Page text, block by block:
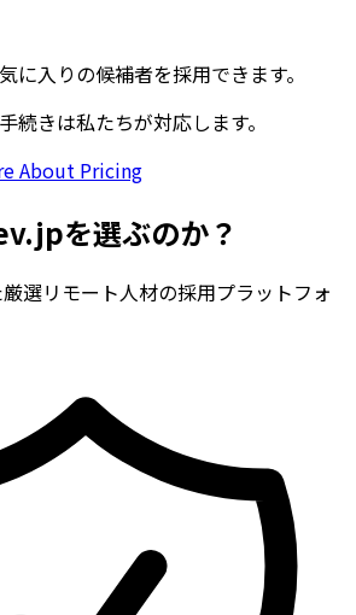
に入りの候補者を採用できます。
続きは私たちが対応します。
About Pricing
を選ぶのか？
選リモート人材の採用プラットフォ